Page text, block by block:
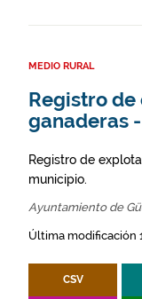
MEDIO RURAL
Registro
ganaderas
Registro de
municipio.
Ayuntamiento de
Última modificación
CSV